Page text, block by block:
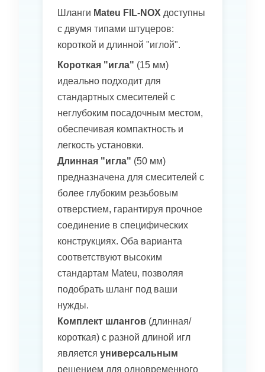
Шланги Mateu FIL-NOX доступны
с двумя типами штуцеров:
короткой и длинной "иглой".
Короткая "игла" (15 мм)
идеально подходит для
стандартных смесителей с
неглубоким посадочным местом,
обеспечивая компактность и
легкость установки.
Длинная "игла" (50 мм)
предназначена для смесителей с
более глубоким резьбовым
отверстием, гарантируя прочное
соединение в специфических
конструкциях. Оба варианта
соответствуют высоким
стандартам Mateu, позволяя
подобрать шланг под ваши
нужды.
Комплект шлангов (длинная/
короткая) с разной длиной игл
является универсальным
решением для одновременного